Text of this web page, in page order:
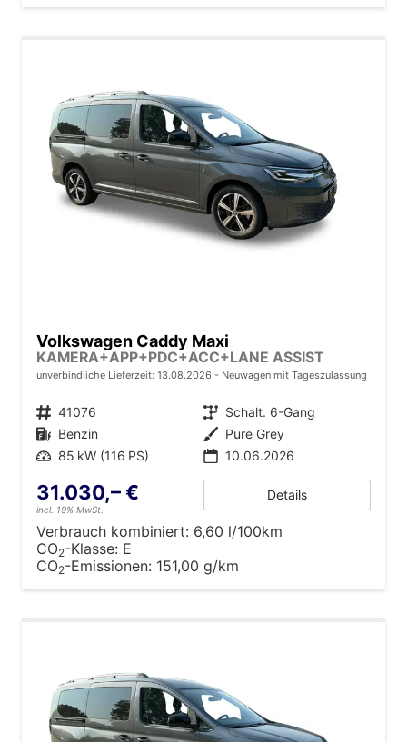
Volkswagen Caddy Maxi
KAMERA+APP+PDC+ACC+LANE ASSIST
unverbindliche Lieferzeit: 13.08.2026 Neuwagen mit Tageszulassung
Fahrzeugnr. 41076 Getriebe Schalt. 6-Gang
Kraftstoff Benzin Außenfarbe Pure Grey
Leistung 85 kW (116 PS) 10.06.2026
31.030,– €
incl. 19% MwSt.
Details
Verbrauch kombiniert: 6,60 l/100km
CO2-Klasse: E
CO2-Emissionen: 151,00 g/km